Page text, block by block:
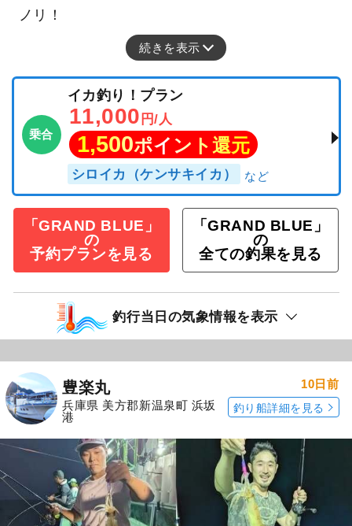
ノリ！
続きを表示
乗合
イカ釣り！プラン
11,000 円/人
1,500ポイント還元
シロイカ（ケンサキイカ）
「GRAND BLUE」
の
予約プランを見る
「GRAND BLUE」
の
全ての釣果を見る
釣行当日の気象情報を表示
豊楽丸
兵庫県 美方郡新温泉町 浜坂
港
10日前
釣り船詳細を見る